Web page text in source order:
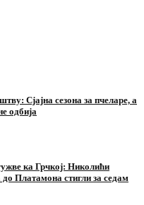
Сјајна сезона за пчеларе, а
одбија
ка Грчкој: Николићи
Платамона стигли за седам